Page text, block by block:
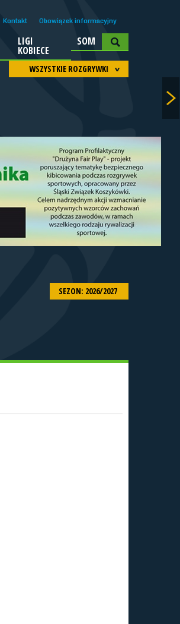
Kontakt Obowiązek informacyjny
LIGI
KOBIECE
SOM
WSZYSTKIE ROZGRYWKI
SEZON: 2026/2027